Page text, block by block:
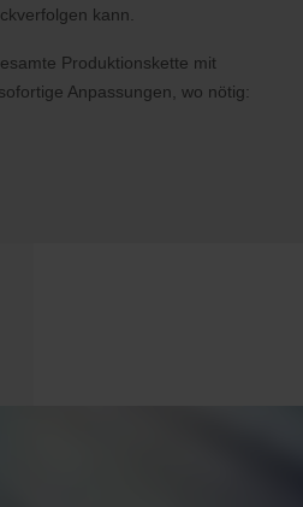
kann.
Produktionskette mit
Anpassungen, wo nötig: